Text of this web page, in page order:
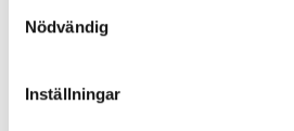
Nödvändig
Inställningar